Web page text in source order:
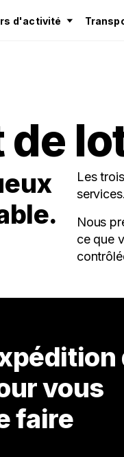
d'activité
Les
services.
Nous
ce que
vous
faire